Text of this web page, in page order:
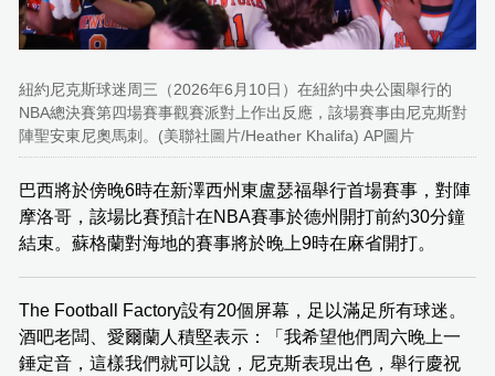
紐約尼克斯球迷周三（2026年6月10日）在紐約中央公園舉行的
NBA總決賽第四場賽事觀賽派對上作出反應，該場賽事由尼克斯對
陣聖安東尼奧馬刺。(美聯社圖片/Heather Khalifa) AP圖片
巴西將於傍晚6時在新澤西州東盧瑟福舉行首場賽事，對陣
摩洛哥，該場比賽預計在NBA賽事於德州開打前約30分鐘
結束。蘇格蘭對海地的賽事將於晚上9時在麻省開打。
The Football Factory設有20個屏幕，足以滿足所有球迷。
酒吧老闆、愛爾蘭人積堅表示：「我希望他們周六晚上一
錘定音，這樣我們就可以說，尼克斯表現出色，舉行慶祝